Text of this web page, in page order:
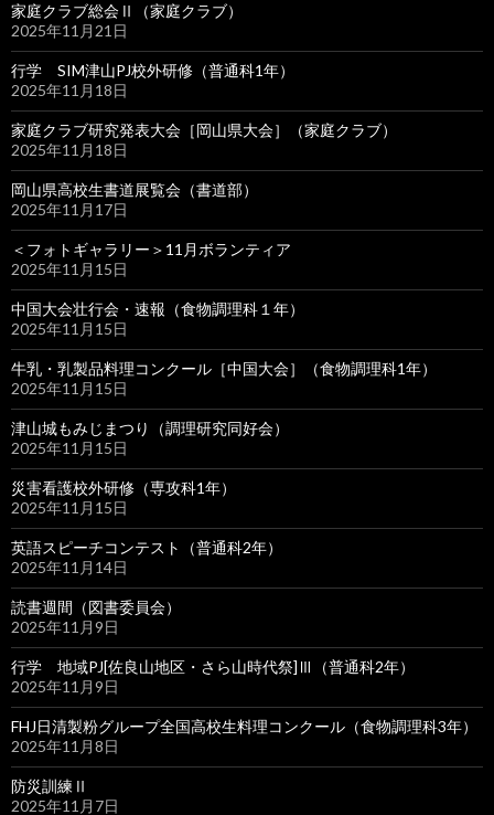
家庭クラブ総会Ⅱ（家庭クラブ）
2025年11月21日
行学 SIM津山PJ校外研修（普通科1年）
2025年11月18日
家庭クラブ研究発表大会［岡山県大会］（家庭クラブ）
2025年11月18日
岡山県高校生書道展覧会（書道部）
2025年11月17日
＜フォトギャラリー＞11月ボランティア
2025年11月15日
中国大会壮行会・速報（食物調理科１年）
2025年11月15日
牛乳・乳製品料理コンクール［中国大会］（食物調理科1年）
2025年11月15日
津山城もみじまつり（調理研究同好会）
2025年11月15日
災害看護校外研修（専攻科1年）
2025年11月15日
英語スピーチコンテスト（普通科2年）
2025年11月14日
読書週間（図書委員会）
2025年11月9日
行学 地域PJ[佐良山地区・さら山時代祭]Ⅲ（普通科2年）
2025年11月9日
FHJ日清製粉グループ全国高校生料理コンクール（食物調理科3年）
2025年11月8日
防災訓練Ⅱ
2025年11月7日